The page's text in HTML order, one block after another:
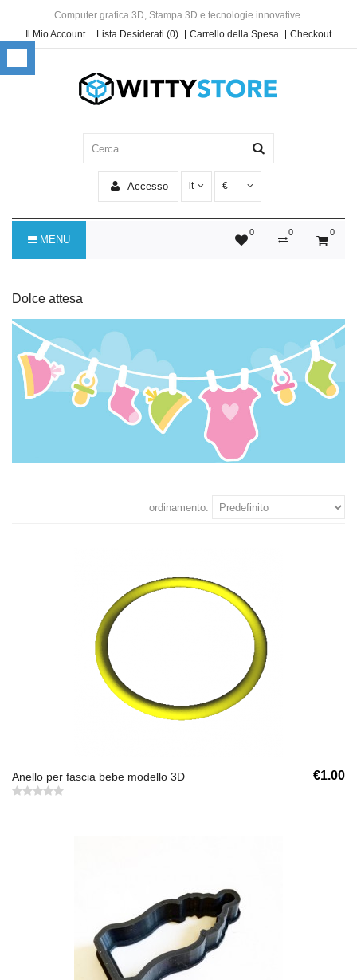
Computer grafica 3D, Stampa 3D e tecnologie innovative.
Il Mio Account
Lista Desiderati (0) Carrello della Spesa Checkout
Accesso it €
0 0 0
MENU
Dolce attesa
ordinamento:
Anello per fascia bebe modello 3D €1.00